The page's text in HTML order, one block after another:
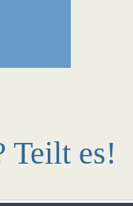
Teilt es!